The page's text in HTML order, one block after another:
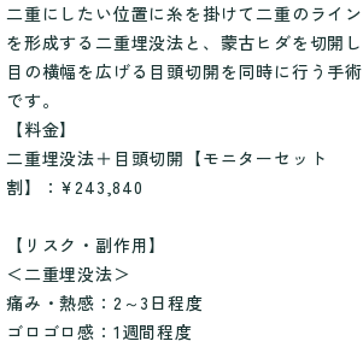
二重にしたい位置に糸を掛けて二重のライン
を形成する二重埋没法と、蒙古ヒダを切開し
目の横幅を広げる目頭切開を同時に行う手術
です。
【料金】
二重埋没法＋目頭切開【モニターセット
割】：¥243,840
【リスク・副作用】
＜二重埋没法＞
痛み・熱感：2～3日程度
ゴロゴロ感：1週間程度